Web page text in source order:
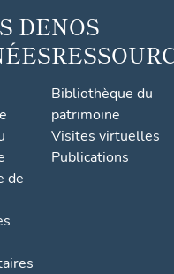
DE
de
NOS
Bibliothèque du
patrimoine
Visites virtuelles
Publications